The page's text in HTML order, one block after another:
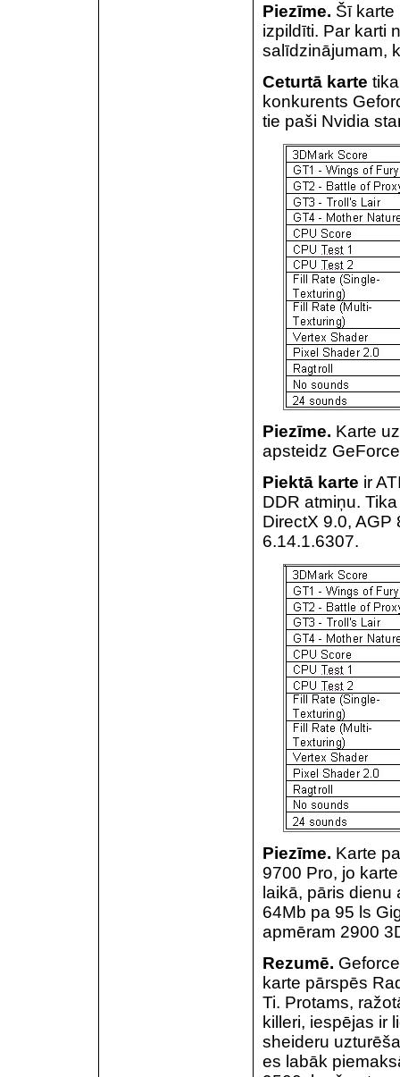
Piezīme. Šī karte
izpildīti. Par karti
salīdzinājumam,
Ceturtā karte
konkurents
tie paši Nvidia
Piezīme. Karte
apsteidz
Piektā karte ir
DDR atmiņu.
DirectX 9.0, AGP
6.14.1.6307.
Piezīme. Karte
9700 Pro, jo
laikā, pāris
64Mb pa 95 ls
apmēram 2900
Rezumē.
karte pārspēs
Ti. Protams,
killeri, iespējas ir
sheideru
es labāk